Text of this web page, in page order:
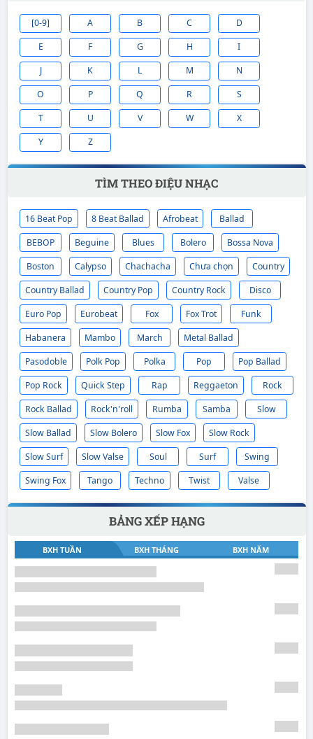
[0-9] A B C
D
E
F G H
I
J
K L M
N
O
P Q R
S
T
U V W
X
Y
Z
TÌM THEO ĐIỆU NHẠC
16 Beat Pop 8 Beat Ballad Afrobeat
Ballad
BEBOP
Beguine Blues Bolero
Bossa Nova
Boston
Calypso Chachacha Chưa chọn
Country
Country Ballad
Country Pop Country Rock
Disco
Euro Pop
Eurobeat Fox Fox Trot
Funk
Habanera
Mambo March
Metal Ballad
Pasodoble
Polk Pop Polka Pop
Pop Ballad
Pop Rock
Quick Step Rap Reggaeton
Rock
Rock Ballad
Rock'n'roll Rumba Samba
Slow
Slow Ballad
Slow Bolero Slow Fox
Slow Rock
Slow Surf
Slow Valse Soul Surf
Swing
Swing Fox
Tango Techno Twist Valse
BẢNG XẾP HẠNG
BXH TUẦN BXH THÁNG BXH NĂM